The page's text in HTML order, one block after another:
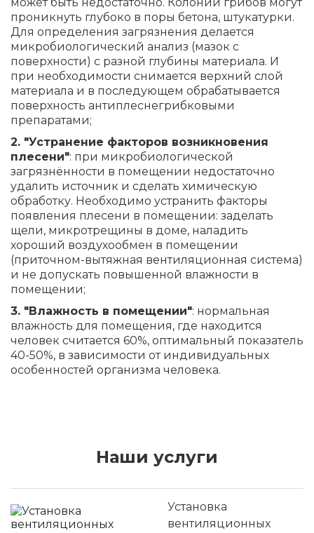
проникнуть глубоко в поры бетона, штукатурки.
Для определения загрязнения делается
микробиологический анализ (мазок с
поверхности) с разной глубины материала. И
при необходимости снимается верхний слой
материала и в последующем обрабатывается
поверхность антиплеснегрибковыми
препаратами;
2. "Устранение факторов возникновения
плесени": при микробиологической
загрязнённости в помещении недостаточно
удалить источник и сделать химическую
обработку. Необходимо устранить факторы
появления плесени в помещении: заделать
щели, микротрещины в доме, наладить
хороший воздухообмен в помещении
(приточном-вытяжная вентиляционная система)
и не допускать повышенной влажности в
помещении;
3. "Влажность в помещении": нормальная
влажность для помещения, где находится
человек считается 60%, оптимальный показатель
40-50%, в зависимости от индивидуальных
особенностей организма человека.
Наши услуги
Установка
вентиляционных